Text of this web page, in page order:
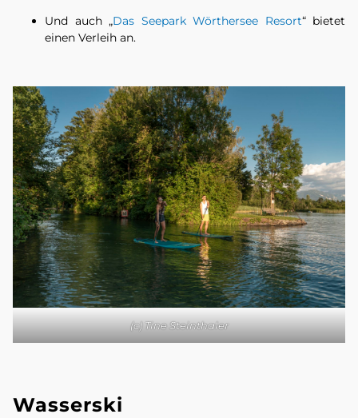
Und auch „Das Seepark Wörthersee Resort“ bietet
einen Verleih an.
(c) Tine Steinthaler
Wasserski